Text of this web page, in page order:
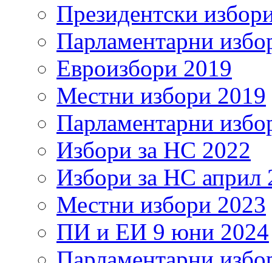
Президентски
Парламентарни
Евроизбори 2019
Местни избори 2019
Парламентарни
Избори за НС 2022
Избори за НС април
Местни избори 2023
ПИ и ЕИ 9 юни 2024